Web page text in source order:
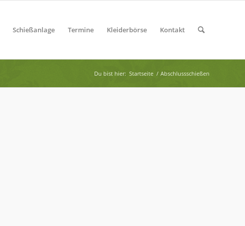
Schießanlage Termine Kleiderbörse Kontakt
Du bist hier: Startseite / Abschlussschießen